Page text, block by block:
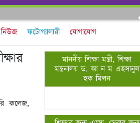
নিউজ ফটোগ্যালারী যোগাযোগ
কলেজ,
মাননীয় শিক্ষা মন্ত্রী, শিক্ষা
মন্ত্রনালয় ড. আ ন ম এহসানুল
হক মিলন